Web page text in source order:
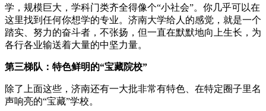
学，规模巨大，学科门类齐全得像个“小社会”。你几乎可以在
这里找到任何你想学的专业。济南大学给人的感觉，就是一个
踏实、努力的奋斗者，不张扬，但一直在默默地向上生长，为
各行各业输送着大量的中坚力量。
第三梯队：特色鲜明的“宝藏院校”
除了上面这些，济南还有一大批非常有特色、在特定圈子里名
声响亮的“宝藏”学校。